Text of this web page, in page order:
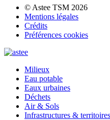
© Astee TSM 2026
Mentions légales
Crédits
Préférences cookies
Milieux
Eau potable
Eaux urbaines
Déchets
Air & Sols
Infrastructures & territoires